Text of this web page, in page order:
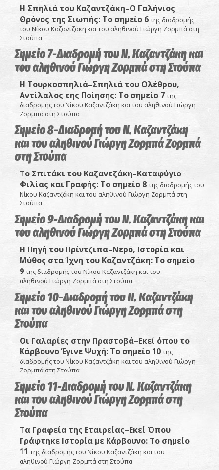
Η Σπηλιά του Καζαντζάκη–Ο Γαλήνιος
Θρόνος της Σιωπής: Το σημείο 6 της διαδρομής
του Νίκου Καζαντζάκη και του αληθινού Γιώργη Ζορμπά στη
Στούπα
Σημείο 7-Διαδρομή του Ν. Καζαντζάκη και
του αληθινού Γιώργη Ζορμπά στη Στούπα
Η Τουρκοσπηλιά–Σπηλιά του Ολέθρου,
Αντίλαλος της Ποίησης: Το σημείο 7 της
διαδρομής του Νίκου Καζαντζάκη και του αληθινού Γιώργη
Ζορμπά στη Στούπα
Σημείο 8-Διαδρομή του Ν. Καζαντζάκη
και του αληθινού Γιώργη Ζορμπά Ζορμπά
στη Στούπα
Το Σπιτάκι του Καζαντζάκη–Καταφύγιο
Φιλίας και Γραφής: Το σημείο 8 της διαδρομής του
Νίκου Καζαντζάκη και του αληθινού Γιώργη Ζορμπά στη
Στούπα
Σημείο 9-Διαδρομή του Ν. Καζαντζάκη και
του αληθινού Γιώργη Ζορμπά στη Στούπα
Η Πηγή του Πρίντζιπα–Νερό, Ιστορία και
Μύθος στα Ίχνη του Καζαντζάκη: Το σημείο
9 της διαδρομής του Νίκου Καζαντζάκη και του
αληθινού Γιώργη Ζορμπά στη Στούπα
Σημείο 10-Διαδρομή του Ν. Καζαντζάκη
και του αληθινού Γιώργη Ζορμπά στη
Στούπα
Οι Γαλαρίες στην Πραστοβά–Εκεί όπου το
Κάρβουνο Έγινε Ψυχή: Το σημείο 10 της
διαδρομής του Νίκου Καζαντζάκη και του αληθινού Γιώργη
Ζορμπά στη Στούπα
Σημείο 11-Διαδρομή του Ν. Καζαντζάκη
και του αληθινού Γιώργη Ζορμπά στη
Στούπα
Τα Γραφεία της Εταιρείας–Εκεί Όπου
Γράφτηκε Ιστορία με Κάρβουνο: Το σημείο
11 της διαδρομής του Νίκου Καζαντζάκη και του
αληθινού Γιώργη Ζορμπά στη Στούπα